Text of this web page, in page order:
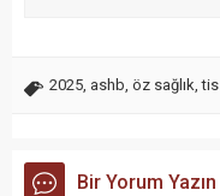
2025, ashb, öz sağlık,tis
Bir Yorum Yazın